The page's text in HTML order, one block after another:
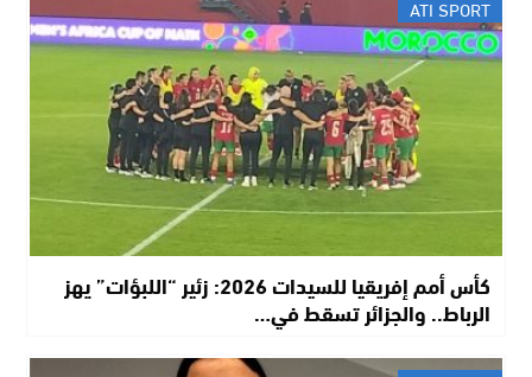
ATI SPORT
كأس أمم إفريقيا للسيدات 2026: زئير “اللبؤات” يهز
الرباط.. والجزائر تسقط في…